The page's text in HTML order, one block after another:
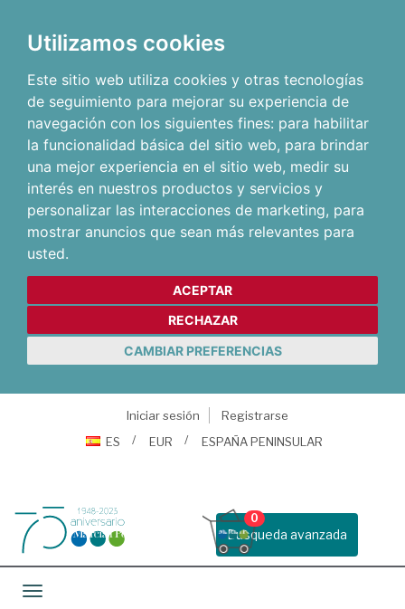
Utilizamos cookies
Este sitio web utiliza cookies y otras tecnologías
de seguimiento para mejorar su experiencia de
navegación con los siguientes fines: para habilitar
la funcionalidad básica del sitio web, para brindar
una mejor experiencia en el sitio web, medir su
interés en nuestros productos y servicios y
personalizar las interacciones de marketing, para
mostrar anuncios que sean más relevantes para
usted.
ACEPTAR
RECHAZAR
CAMBIAR PREFERENCIAS
Iniciar sesión
Registrarse
ES
EUR ESPAÑA PENINSULAR
Busqueda avanzada
0
Toggle navigation